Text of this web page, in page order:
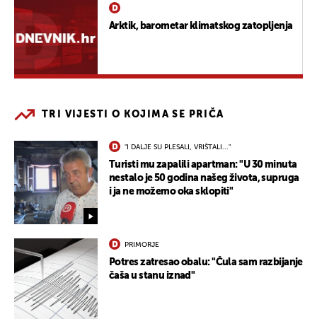
Arktik, barometar klimatskog zatopljenja
TRI VIJESTI O KOJIMA SE PRIČA
"I DALJE SU PLESALI, VRIŠTALI..."
Turisti mu zapalili apartman: "U 30 minuta
nestalo je 50 godina našeg života, supruga
i ja ne možemo oka sklopiti"
PRIMORJE
Potres zatresao obalu: "Čula sam razbijanje
čaša u stanu iznad"